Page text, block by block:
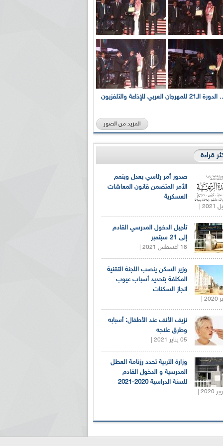
بالصور... الدورة الـ21 للمهرجان العربي للإذاعة والتلفزيون
المزيد من الصور
قراءة
صدور أمر رئاسي يعدل ويتمم
الأمر المتضمن قانون المعاشات
العسكرية
تأجيل الدخول المدرسي القادم
إلى 21 سبتمبر
18 أغسطس 2021 |
وزير السكن ينصب اللجنة التقنية
المكلفة بتحديد أسباب عيوب
انجاز السكنات
نزيف الأنف عند الأطفال: أسبابه
وطرق علاجه
05 يناير 2021 |
وزارة التربية تحدد رزنامة العطل
المدرسية و الدخول القادم
للسنة الدراسية 2020-2021